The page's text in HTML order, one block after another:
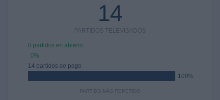
14
PARTIDOS TELEVISADOS
0 partidos en abierto
0%
14 partidos de pago
100%
PARTIDO MÁS REPETIDO